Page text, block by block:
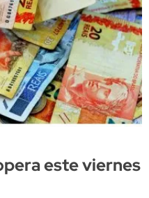
este viernes